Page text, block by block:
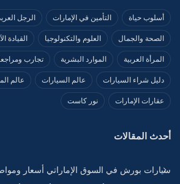
أسلوب حياة التأمين في الإمارات الرجل
الصحة والجمال العلوم والتكنولوجيا القيادة
المرأة العربية الموارد البشرية تجارب
دليل شراء السيارات عالم السيارات عالم
عقارات الإمارات نور كاست
أحدث المقالات
سيارات بورش في السوق الإماراتي أسعار